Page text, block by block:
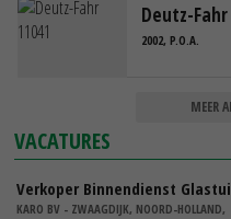
Deutz-Fahr
2002, P.O.A.
MEER
VACATURES
Verkoper Binnendienst
KARO BV - ZWAAGDIJK, NOORD-HOLLAND,